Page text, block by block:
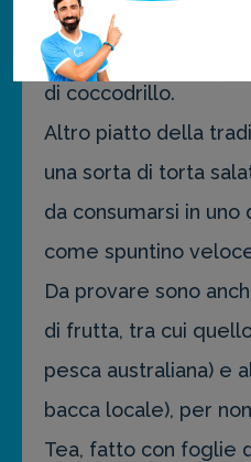
posto, ci sono poi la
disponibile in diversi
di coccodrillo.
Altro piatto della
una sorta di torta
da consumarsi in
come spuntino
Da provare sono
di frutta, tra cui
pesca australiana) e
bacca locale), per
Tea, fatto con foglie